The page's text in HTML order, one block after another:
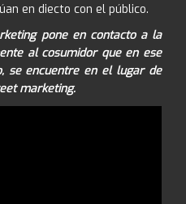
en diecto con el público.
pone en contacto a la
al cosumidor que en ese
se encuentre en el lugar de
marketing.